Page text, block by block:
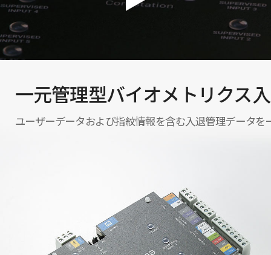
一元管理型バイオメトリクス
ユーザーデータおよび指紋情報を含む入退管理データを